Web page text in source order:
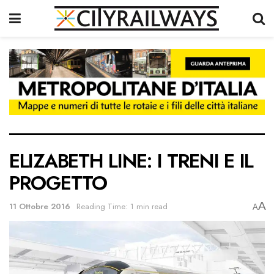
ELIZABETH LINE: I TRENI E IL
PROGETTO
11 Ottobre 2016 Reading Time: 1 min read AA